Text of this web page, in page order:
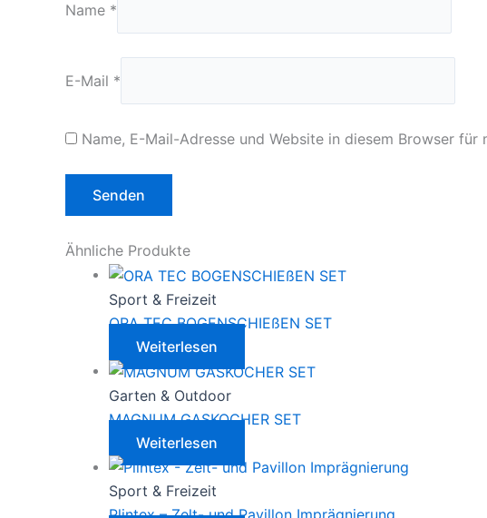
Name *
E-Mail *
Name, E-Mail-Adresse und Website in diesem Browser für
Ähnliche Produkte
Sport & Freizeit
ORA TEC BOGENSCHIEßEN SET
Weiterlesen
Garten & Outdoor
MAGNUM GASKOCHER SET
Weiterlesen
Sport & Freizeit